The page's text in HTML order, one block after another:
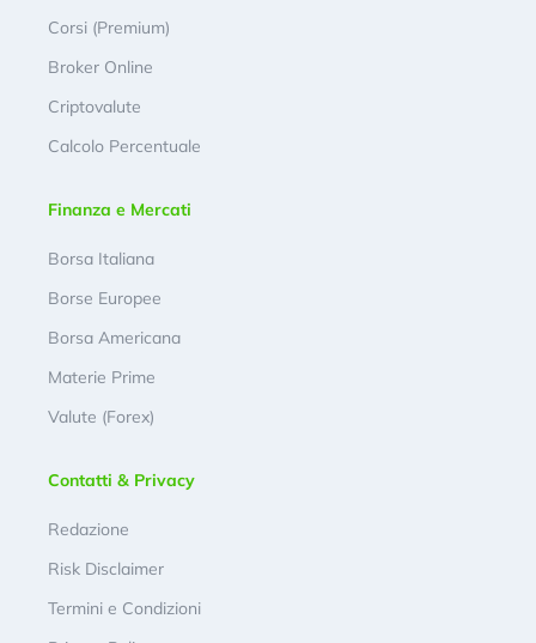
Corsi (Premium)
Broker Online
Criptovalute
Calcolo Percentuale
Finanza e Mercati
Borsa Italiana
Borse Europee
Borsa Americana
Materie Prime
Valute (Forex)
Contatti & Privacy
Redazione
Risk Disclaimer
Termini e Condizioni